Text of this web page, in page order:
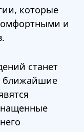
которые
и
станет
ближайшие